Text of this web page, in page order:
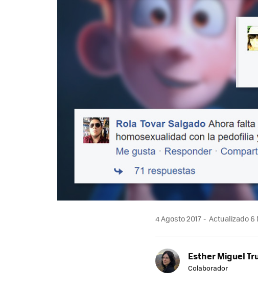
4 Agosto 2017 Actualizado 6
Esther Miguel
Colaborador